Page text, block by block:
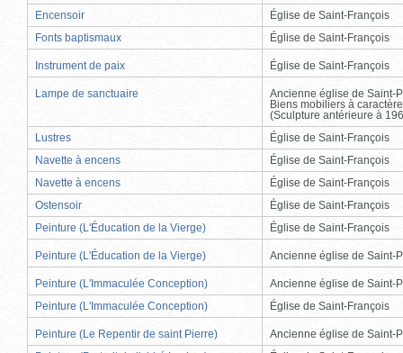
Encensoir
Église de Saint-François
Fonts baptismaux
Église de Saint-François
Instrument de paix Église de Saint-François
Lampe de sanctuaire
Ancienne église de Saint-
Biens mobiliers à
(Sculpture antérieure à
Lustres
Église de Saint-François
Navette à encens
Église de Saint-François
Navette à encens
Église de Saint-François
Ostensoir
Église de Saint-François
Peinture (L'Éducation de la Vierge)
Église de Saint-François
Peinture (L'Éducation de la Vierge) Ancienne église de Saint-
Peinture (L'Immaculée Conception)
Ancienne église de Saint-
Peinture (L'Immaculée Conception)
Église de Saint-François
Peinture (Le Repentir de saint Pierre)
Ancienne église de Saint-